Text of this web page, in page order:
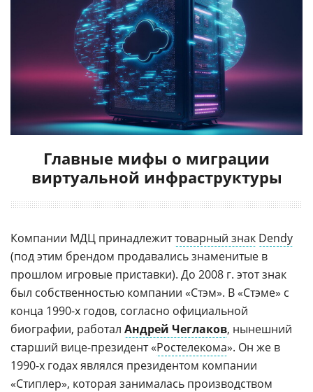
Главные мифы о миграции
виртуальной инфраструктуры
Компании МДЦ принадлежиттоварный знак Dendy
(под этим брендом продавались знаменитые в
прошлом игровые приставки). До 2008 г. этот знак
был собственностью компании «Стэм». В «Стэме» с
конца 1990-х годов, согласно официальной
биографии, работал Андрей Чеглаков, нынешний
старший вице-президент «Ростелекома». Он же в
1990-х годах являлся президентом компании
«Стиплер», которая занималась производством